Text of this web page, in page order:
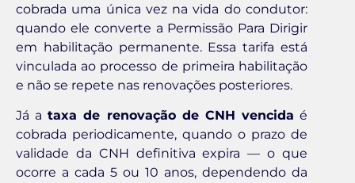
cobrada uma única vez na vida do condutor:
quando ele converte a Permissão Para Dirigir
em habilitação permanente. Essa tarifa está
vinculada ao processo de primeira habilitação
e não se repete nas renovações posteriores.
Já ataxa de renovação de CNH vencida é
cobrada periodicamente, quando o prazo de
validade da CNH definitiva expira — o que
ocorre a cada 5 ou 10 anos, dependendo da